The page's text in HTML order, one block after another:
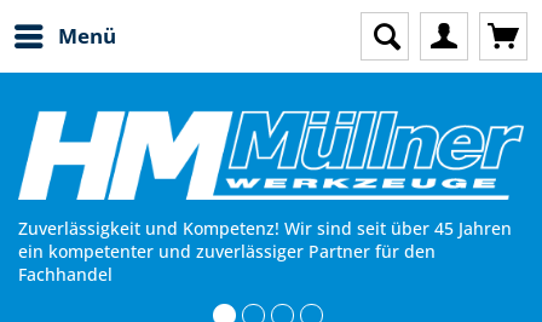
Menü
Zuverlässigkeit und Kompetenz! Wir sind seit über 45 Jahren
ein kompetenter und zuverlässiger Partner für den
Fachhandel